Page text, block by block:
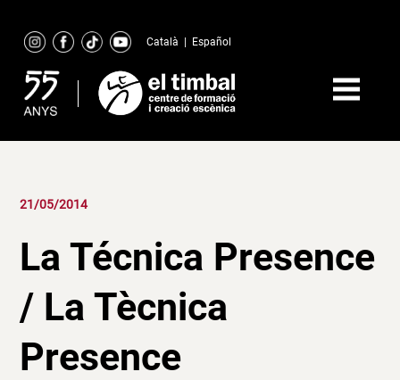
content
Català Español
21/05/2014
La Técnica Presence
/ La Tècnica
Presence